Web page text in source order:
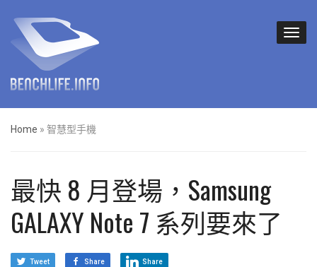
Home » 智慧型手機
最快 8 月登場，Samsung
GALAXY Note 7 系列要來了
Tweet Share Share